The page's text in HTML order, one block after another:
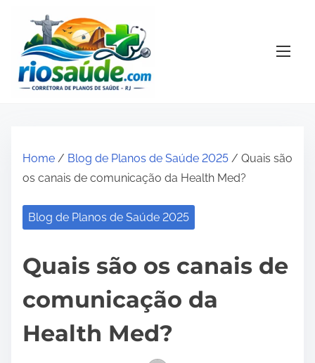
Home / Blog de Planos de Saúde 2025 / Quais são
os canais de comunicação da Health Med?
Blog de Planos de Saúde 2025
Quais são os canais de
comunicação da
Health Med?